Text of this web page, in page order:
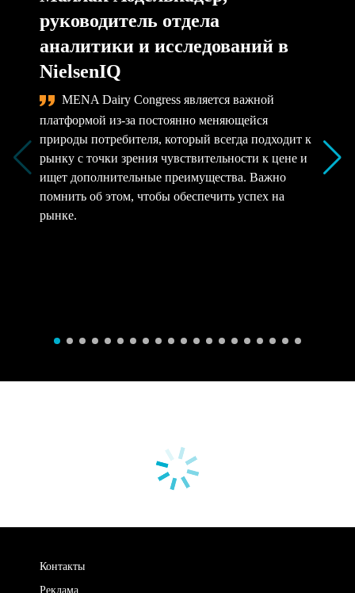
руководитель отдела
аналитики и исследований в
NielsenIQ
MENA Dairy Congress является важной
платформой из-за постоянно меняющейся
природы потребителя, который всегда подходит к
рынку с точки зрения чувствительности к цене и
ищет дополнительные преимущества. Важно
помнить об этом, чтобы обеспечить успех на
рынке.
Контакты
Реклама